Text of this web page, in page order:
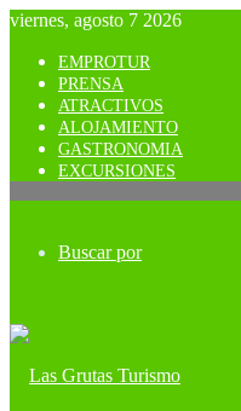
viernes, agosto 7 2026
EMPROTUR
PRENSA
ATRACTIVOS
ALOJAMIENTO
GASTRONOMIA
EXCURSIONES
Buscar por